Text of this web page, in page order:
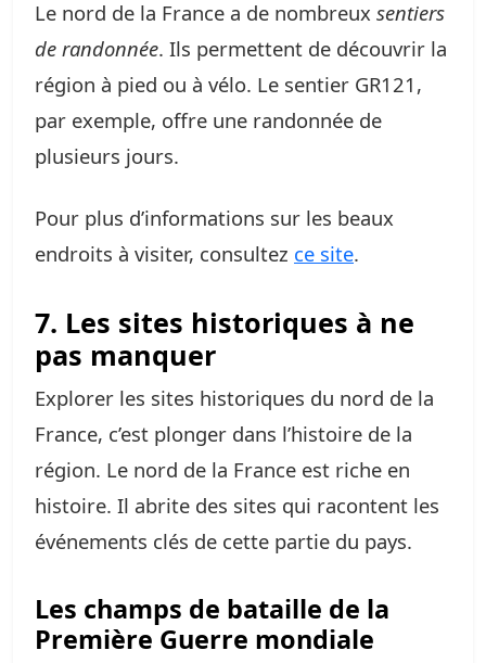
Le nord de la France a de nombreux sentiers
de randonnée. Ils permettent de découvrir la
région à pied ou à vélo. Le sentier GR121,
par exemple, offre une randonnée de
plusieurs jours.
Pour plus d’informations sur les beaux
endroits à visiter, consultez ce site.
7. Les sites historiques à ne
pas manquer
Explorer les sites historiques du nord de la
France, c’est plonger dans l’histoire de la
région. Le nord de la France est riche en
histoire. Il abrite des sites qui racontent les
événements clés de cette partie du pays.
Les champs de bataille de la
Première Guerre mondiale